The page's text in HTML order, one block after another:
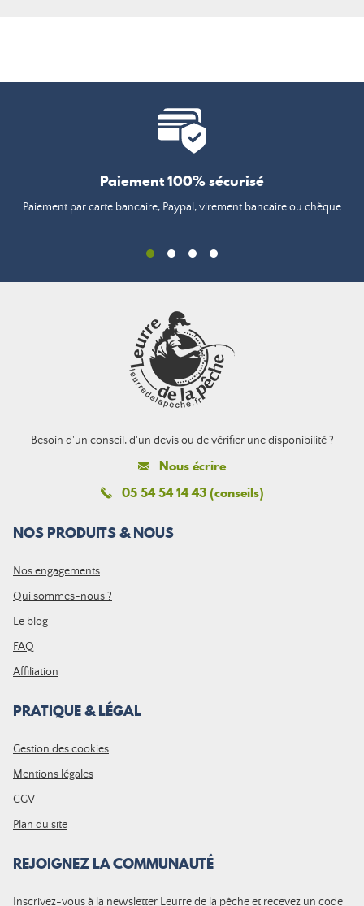
Paiement 100% sécurisé
Paiement par carte bancaire, Paypal, virement bancaire ou chèque
Besoin d'un conseil, d'un devis ou de vérifier une disponibilité ?
Nous écrire
05 54 54 14 43 (conseils)
NOS PRODUITS & NOUS
Nos engagements
Qui sommes-nous ?
Le blog
FAQ
Affiliation
PRATIQUE & LÉGAL
Gestion des cookies
Mentions légales
CGV
Plan du site
REJOIGNEZ LA COMMUNAUTÉ
Inscrivez-vous à la newsletter Leurre de la pêche et recevez un code